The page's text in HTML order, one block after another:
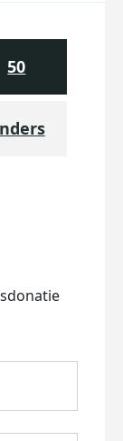
50